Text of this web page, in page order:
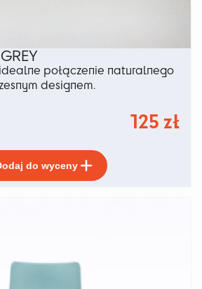
idealne połączenie naturalnego
designem.
125 zł
do wyceny
produkt
ma
wybrać